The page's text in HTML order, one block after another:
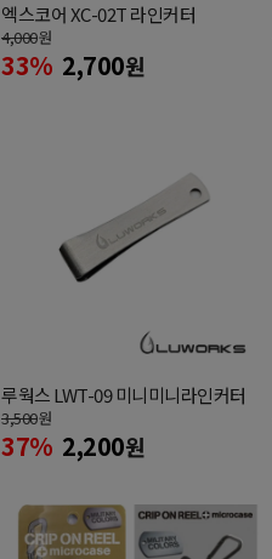
엑스코어 XC-02T 라인커터
4,000원
33% 2,700원
루웍스 LWT-09 미니미니라인커터
3,500원
37% 2,200원